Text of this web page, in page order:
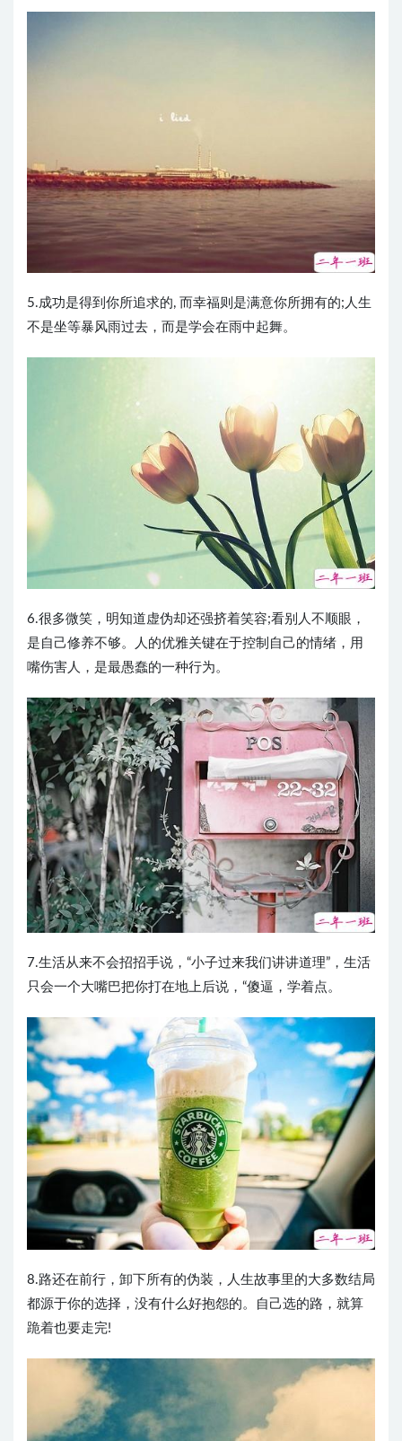
5.成功是得到你所追求的, 而幸福则是满意你所拥有的;人生
不是坐等暴风雨过去，而是学会在雨中起舞。 ​​​​
6.很多微笑，明知道虚伪却还强挤着笑容;看别人不顺眼，
是自己修养不够。人的优雅关键在于控制自己的情绪，用
嘴伤害人，是最愚蠢的一种行为。
7.生活从来不会招招手说，“小子过来我们讲讲道理”，生活
只会一个大嘴巴把你打在地上后说，“傻逼，学着点。​​​​
8.路还在前行，卸下所有的伪装，人生故事里的大多数结局
都源于你的选择，没有什么好抱怨的。自己选的路，就算
跪着也要走完! ​​​​